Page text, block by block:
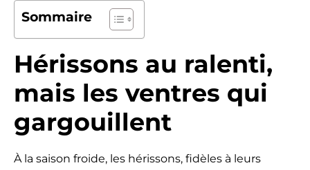
Sommaire
Hérissons au ralenti,
mais les ventres qui
gargouillent
À la saison froide, les hérissons, fidèles à leurs